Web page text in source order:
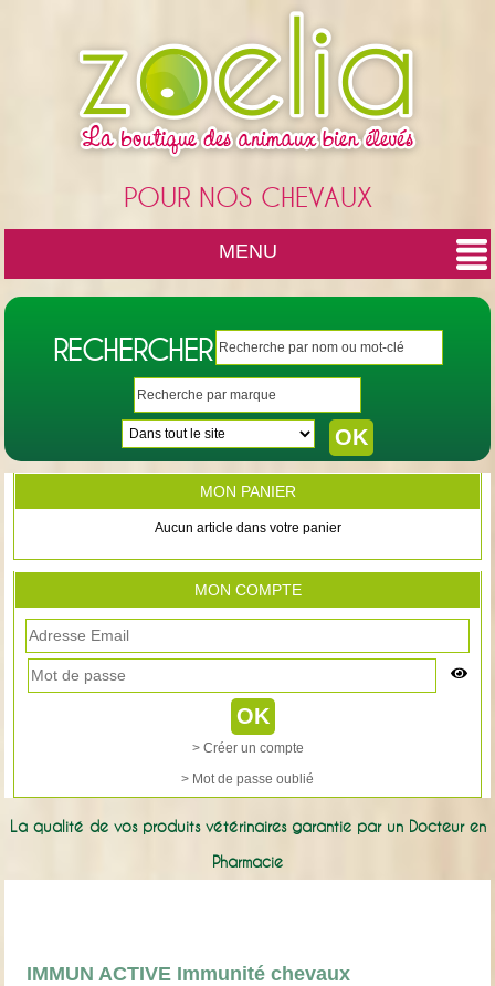
POUR NOS CHEVAUX
MENU
RECHERCHER
MON PANIER
Aucun article dans votre panier
MON COMPTE
> Créer un compte
> Mot de passe oublié
La qualité de vos produits vétérinaires garantie par un Docteur en
Pharmacie
IMMUN ACTIVE Immunité chevaux